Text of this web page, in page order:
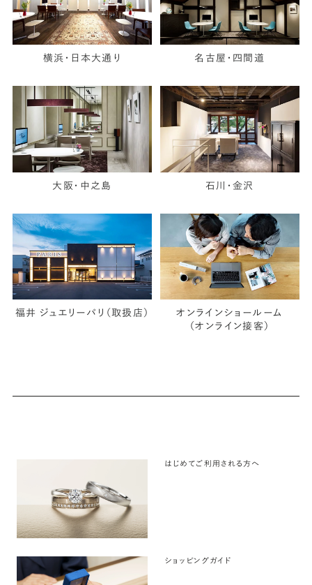
横浜・日本大通り 名古屋・四間道
大阪・中之島 石川・金沢
福井 ジュエリーパリ（取扱店）
オンラインショールーム
（オンライン接客）
はじめてご利用される方へ
ショッピングガイド